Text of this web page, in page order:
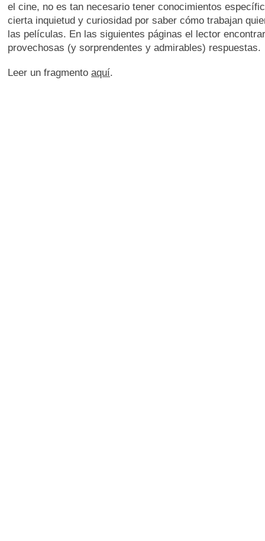
el cine, no es tan necesario tener conocimientos
cierta inquietud y curiosidad por saber cómo trabajan
las películas. En las siguientes páginas el lector
provechosas (y sorprendentes y admirables) respuestas.
Leer un fragmento aquí.